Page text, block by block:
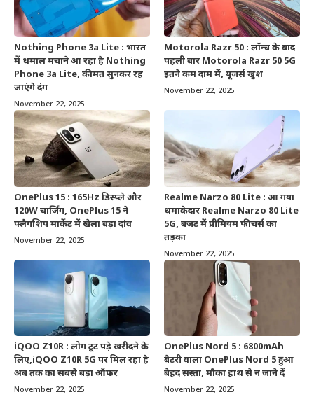
Nothing Phone 3a Lite : भारत
में धमाल मचाने आ रहा है Nothing
Phone 3a Lite, कीमत सुनकर रह
जाएंगे दंग
November 22, 2025
Motorola Razr 50 : लॉन्च के बाद
पहली बार Motorola Razr 50 5G
इतने कम दाम में, यूजर्स खुश
November 22, 2025
OnePlus 15 : 165Hz डिस्प्ले और
120W चार्जिंग, OnePlus 15 ने
फ्लैगशिप मार्केट में खेला बड़ा दांव
November 22, 2025
Realme Narzo 80 Lite : आ गया
धमाकेदार Realme Narzo 80 Lite
5G, बजट में प्रीमियम फीचर्स का
तड़का
November 22, 2025
iQOO Z10R : लोग टूट पड़े खरीदने के
लिए,iQOO Z10R 5G पर मिल रहा है
अब तक का सबसे बड़ा ऑफर
November 22, 2025
OnePlus Nord 5 : 6800mAh
बैटरी वाला OnePlus Nord 5 हुआ
बेहद सस्ता, मौका हाथ से न जाने दें
November 22, 2025